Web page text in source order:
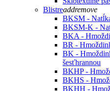
Blistreaddremove
BKSM -
BKSM-K -
BKA -
BR -
BK -
šesťhrannou
BKHP -
BKHS -
BKHH -